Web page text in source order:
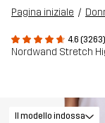
Pagina iniziale
4.6 (3263)
Nordwand Stretch
Il modello indossa